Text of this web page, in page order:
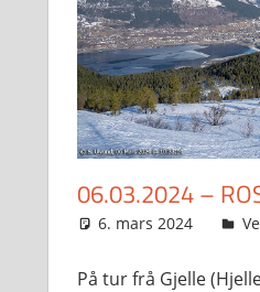
06.03.2024 –
6. mars 2024
På tur frå Gjelle